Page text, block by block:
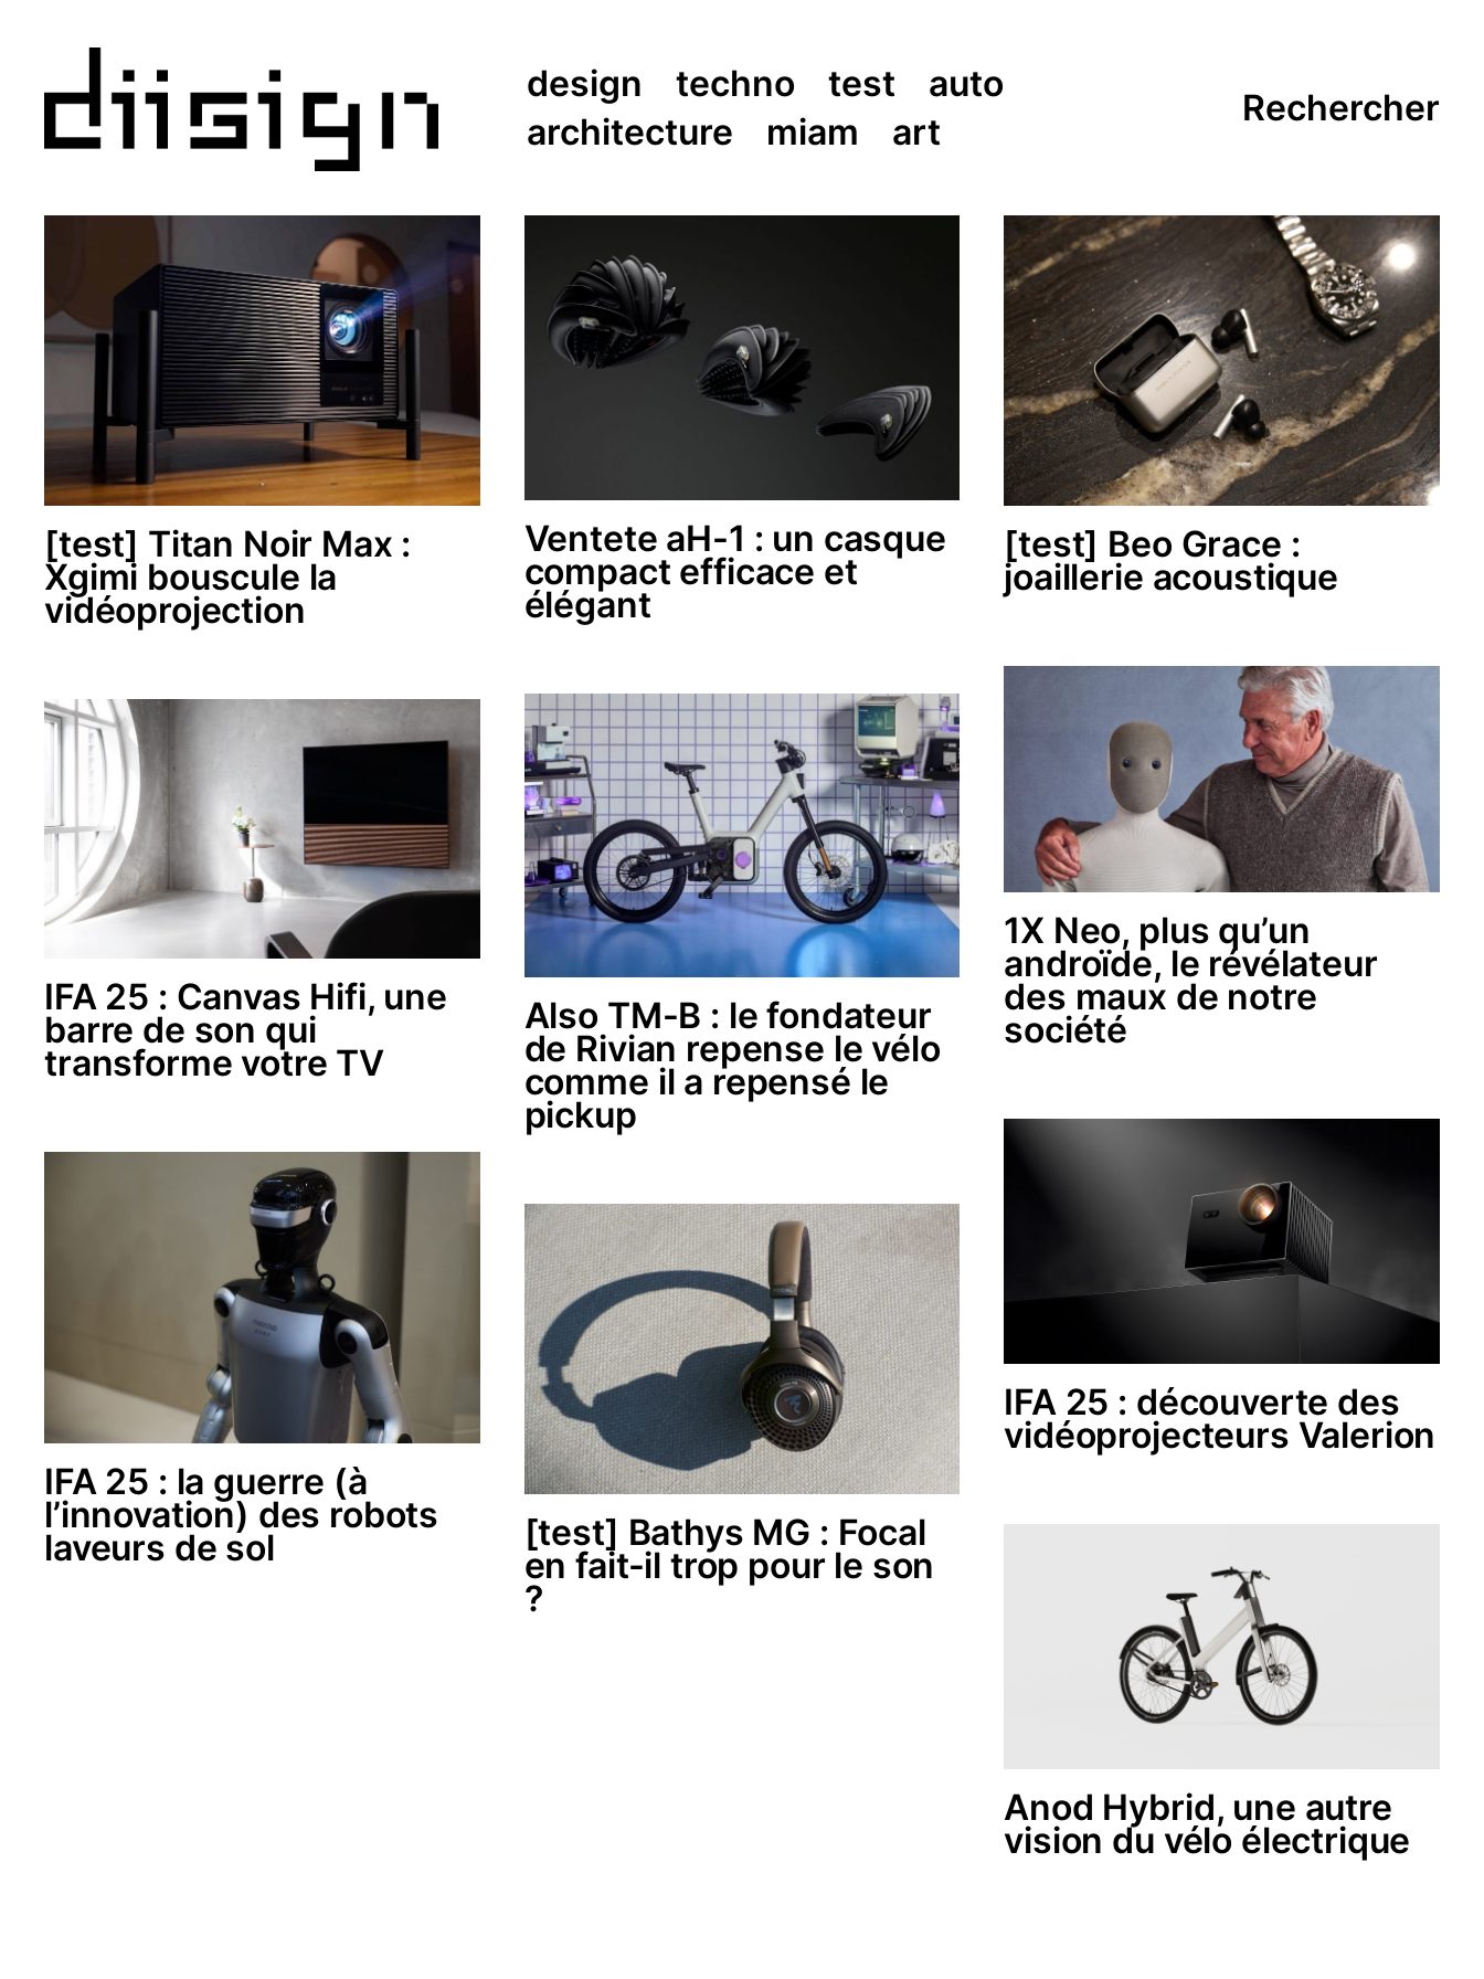
design techno test
auto
architecture
miam art
Rechercher
[test] Titan Noir Max :
Xgimi bouscule la
vidéoprojection
Ventete aH-1 : un casque
compact efficace et
élégant
[test] Beo Grace :
joaillerie acoustique
1X Neo, plus qu’un
androïde, le révélateur
des maux de notre
société
Also TM-B : le fondateur
de Rivian repense le vélo
comme il a repensé le
pickup
IFA 25 : Canvas Hifi, une
barre de son qui
transforme votre TV
IFA 25 : découverte des
vidéoprojecteurs Valerion
IFA 25 : la guerre (à
l’innovation) des robots
laveurs de sol [test] Bathys MG : Focal
en fait-il trop pour le son
?
Anod Hybrid, une autre
vision du vélo électrique